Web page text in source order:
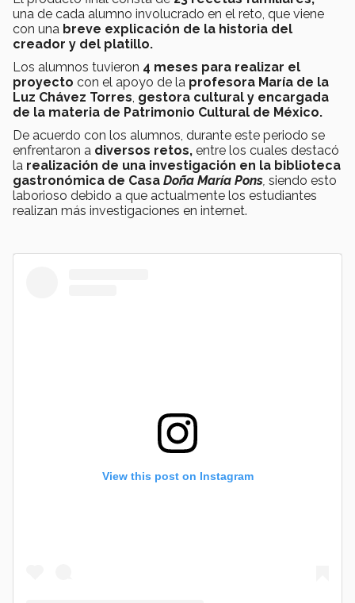
una de cada alumno involucrado en el reto, que viene
con una breve explicación de la historia del
creador y del platillo.
Los alumnos tuvieron 4 meses para realizar el
proyecto con el apoyo de la profesora María de la
Luz Chávez Torres, gestora cultural y encargada
de la materia de Patrimonio Cultural de México.
De acuerdo con los alumnos, durante este periodo se
enfrentaron a diversos retos, entre los cuales destacó
la realización de una investigación en la biblioteca
gastronómica de Casa Doña María Pons, siendo esto
laborioso debido a que actualmente los estudiantes
realizan más investigaciones en internet.
View this post on Instagram